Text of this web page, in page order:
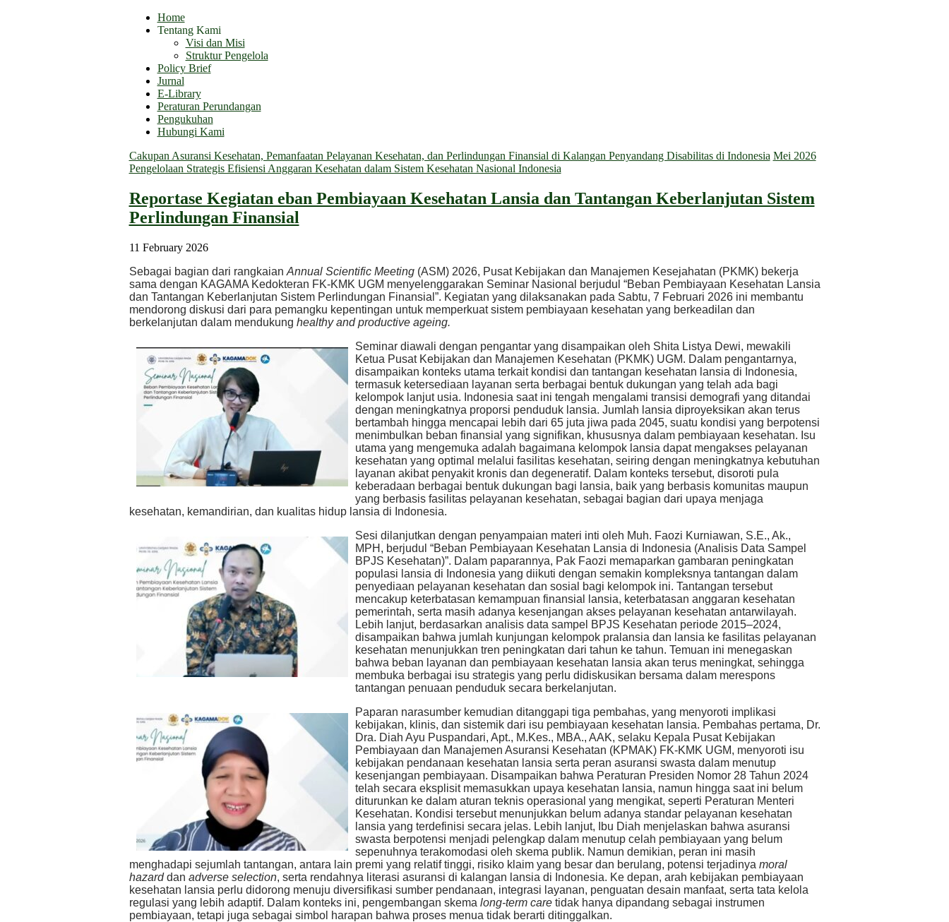
Home
Tentang Kami
Visi dan Misi
Struktur Pengelola
Policy Brief
Jurnal
E-Library
Peraturan Perundangan
Pengukuhan
Hubungi Kami
Cakupan Asuransi Kesehatan, Pemanfaatan Pelayanan Kesehatan, dan Perlindungan Finansial di Kalangan Penyandang Disabilitas di Indonesia Mei 2026
Pengelolaan Strategis Efisiensi Anggaran Kesehatan dalam Sistem Kesehatan Nasional Indonesia
Reportase Kegiatan eban Pembiayaan Kesehatan Lansia dan Tantangan Keberlanjutan Sistem
Perlindungan Finansial
11 February 2026
Sebagai bagian dari rangkaian Annual Scientific Meeting(ASM) 2026, Pusat Kebijakan dan Manajemen Kesejahatan (PKMK) bekerja
sama dengan KAGAMA Kedokteran FK-KMK UGM menyelenggarakan Seminar Nasional berjudul “Beban Pembiayaan Kesehatan Lansia
dan Tantangan Keberlanjutan Sistem Perlindungan Finansial”. Kegiatan yang dilaksanakan pada Sabtu, 7 Februari 2026 ini membantu
mendorong diskusi dari para pemangku kepentingan untuk memperkuat sistem pembiayaan kesehatan yang berkeadilan dan
berkelanjutan dalam mendukung healthy and productive ageing.
Seminar diawali dengan pengantar yang disampaikan oleh Shita Listya Dewi, mewakili
Ketua Pusat Kebijakan dan Manajemen Kesehatan (PKMK) UGM. Dalam pengantarnya,
disampaikan konteks utama terkait kondisi dan tantangan kesehatan lansia di Indonesia,
termasuk ketersediaan layanan serta berbagai bentuk dukungan yang telah ada bagi
kelompok lanjut usia. Indonesia saat ini tengah mengalami transisi demografi yang ditandai
dengan meningkatnya proporsi penduduk lansia. Jumlah lansia diproyeksikan akan terus
bertambah hingga mencapai lebih dari 65 juta jiwa pada 2045, suatu kondisi yang berpotensi
menimbulkan beban finansial yang signifikan, khususnya dalam pembiayaan kesehatan. Isu
utama yang mengemuka adalah bagaimana kelompok lansia dapat mengakses pelayanan
kesehatan yang optimal melalui fasilitas kesehatan, seiring dengan meningkatnya kebutuhan
layanan akibat penyakit kronis dan degeneratif. Dalam konteks tersebut, disoroti pula
keberadaan berbagai bentuk dukungan bagi lansia, baik yang berbasis komunitas maupun
yang berbasis fasilitas pelayanan kesehatan, sebagai bagian dari upaya menjaga
kesehatan, kemandirian, dan kualitas hidup lansia di Indonesia.
Sesi dilanjutkan dengan penyampaian materi inti oleh Muh. Faozi Kurniawan, S.E., Ak.,
MPH, berjudul “Beban Pembiayaan Kesehatan Lansia di Indonesia (Analisis Data Sampel
BPJS Kesehatan)”. Dalam paparannya, Pak Faozi memaparkan gambaran peningkatan
populasi lansia di Indonesia yang diikuti dengan semakin kompleksnya tantangan dalam
penyediaan pelayanan kesehatan dan sosial bagi kelompok ini. Tantangan tersebut
mencakup keterbatasan kemampuan finansial lansia, keterbatasan anggaran kesehatan
pemerintah, serta masih adanya kesenjangan akses pelayanan kesehatan antarwilayah.
Lebih lanjut, berdasarkan analisis data sampel BPJS Kesehatan periode 2015–2024,
disampaikan bahwa jumlah kunjungan kelompok pralansia dan lansia ke fasilitas pelayanan
kesehatan menunjukkan tren peningkatan dari tahun ke tahun. Temuan ini menegaskan
bahwa beban layanan dan pembiayaan kesehatan lansia akan terus meningkat, sehingga
membuka berbagai isu strategis yang perlu didiskusikan bersama dalam merespons
tantangan penuaan penduduk secara berkelanjutan.
Paparan narasumber kemudian ditanggapi tiga pembahas, yang menyoroti implikasi
kebijakan, klinis, dan sistemik dari isu pembiayaan kesehatan lansia. Pembahas pertama, Dr.
Dra. Diah Ayu Puspandari, Apt., M.Kes., MBA., AAK, selaku Kepala Pusat Kebijakan
Pembiayaan dan Manajemen Asuransi Kesehatan (KPMAK) FK-KMK UGM, menyoroti isu
kebijakan pendanaan kesehatan lansia serta peran asuransi swasta dalam menutup
kesenjangan pembiayaan. Disampaikan bahwa Peraturan Presiden Nomor 28 Tahun 2024
telah secara eksplisit memasukkan upaya kesehatan lansia, namun hingga saat ini belum
diturunkan ke dalam aturan teknis operasional yang mengikat, seperti Peraturan Menteri
Kesehatan. Kondisi tersebut menunjukkan belum adanya standar pelayanan kesehatan
lansia yang terdefinisi secara jelas. Lebih lanjut, Ibu Diah menjelaskan bahwa asuransi
swasta berpotensi menjadi pelengkap dalam menutup celah pembiayaan yang belum
sepenuhnya terakomodasi oleh skema publik. Namun demikian, peran ini masih
menghadapi sejumlah tantangan, antara lain premi yang relatif tinggi, risiko klaim yang besar dan berulang, potensi terjadinya moral
hazarddan adverse selection, serta rendahnya literasi asuransi di kalangan lansia di Indonesia. Ke depan, arah kebijakan pembiayaan
kesehatan lansia perlu didorong menuju diversifikasi sumber pendanaan, integrasi layanan, penguatan desain manfaat, serta tata kelola
regulasi yang lebih adaptif. Dalam konteks ini, pengembangan skema long-term caretidak hanya dipandang sebagai instrumen
pembiayaan, tetapi juga sebagai simbol harapan bahwa proses menua tidak berarti ditinggalkan.